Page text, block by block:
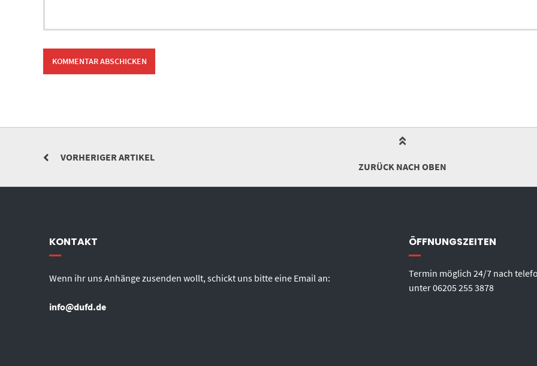
VORHERIGER ARTIKEL
ZURÜCK NACH OBEN
KONTAKT
Wenn ihr uns Anhänge zusenden wollt, schickt uns bitte eine Email an:
info@dufd.de
ÖFFNUNGSZEITEN
Termin möglich 24/7 nach
unter06205 255 3878